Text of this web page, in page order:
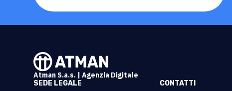
Atman S.a.s. | Agenzia Digitale
SEDE LEGALE CONTATTI